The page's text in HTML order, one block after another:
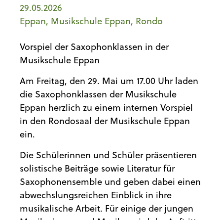
29.05.2026
Eppan, Musikschule Eppan, Rondo
Vorspiel der Saxophonklassen in der
Musikschule Eppan
Am Freitag, den 29. Mai um 17.00 Uhr laden
die Saxophonklassen der Musikschule
Eppan herzlich zu einem internen Vorspiel
in den Rondosaal der Musikschule Eppan
ein.
Die Schülerinnen und Schüler präsentieren
solistische Beiträge sowie Literatur für
Saxophonensemble und geben dabei einen
abwechslungsreichen Einblick in ihre
musikalische Arbeit. Für einige der jungen